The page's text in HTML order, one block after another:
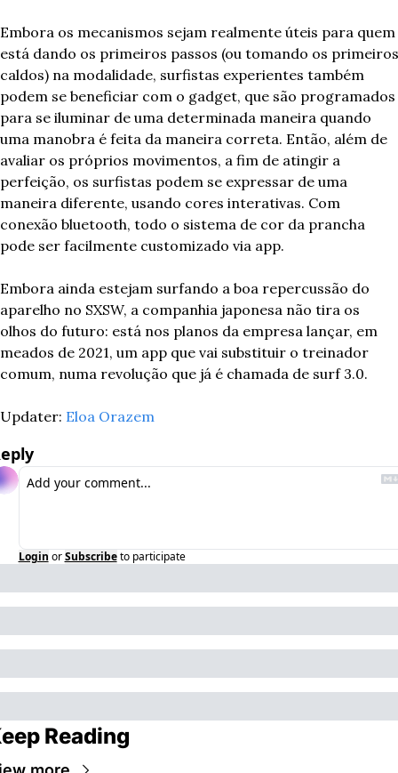
Embora os mecanismos sejam realmente úteis para quem
está dando os primeiros passos (ou tomando os primeiros
caldos) na modalidade, surfistas experientes também
podem se beneficiar com o gadget, que são programados
para se iluminar de uma determinada maneira quando
uma manobra é feita da maneira correta. Então, além de
avaliar os próprios movimentos, a fim de atingir a
perfeição, os surfistas podem se expressar de uma
maneira diferente, usando cores interativas. Com
conexão bluetooth, todo o sistema de cor da prancha
pode ser facilmente customizado via app.
Embora ainda estejam surfando a boa repercussão do
aparelho no SXSW, a companhia japonesa não tira os
olhos do futuro: está nos planos da empresa lançar, em
meados de 2021, um app que vai substituir o treinador
comum, numa revolução que já é chamada de surf 3.0.
Updater: Eloa Orazem
Login or Subscribe to participate
Reading